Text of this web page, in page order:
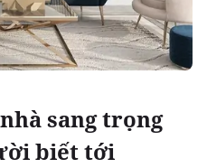
sang trọng
biết tới